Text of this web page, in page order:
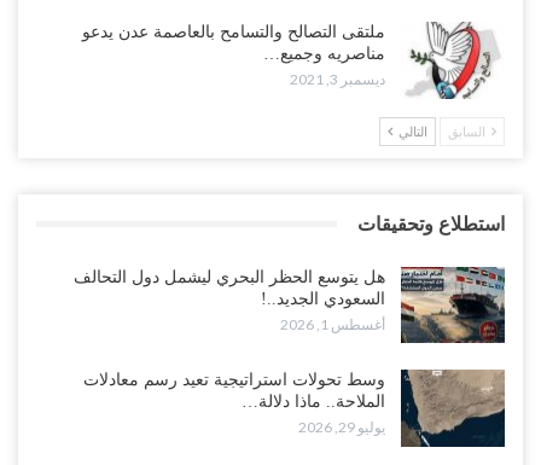
ملتقى التصالح والتسامح بالعاصمة عدن يدعو
مناصريه وجميع…
ديسمبر 3, 2021
السابق التالي
استطلاع وتحقيقات
هل يتوسع الحظر البحري ليشمل دول التحالف
السعودي الجديد..!
أغسطس 1, 2026
وسط تحولات استراتيجية تعيد رسم معادلات
الملاحة.. ماذا دلالة…
يوليو 29, 2026